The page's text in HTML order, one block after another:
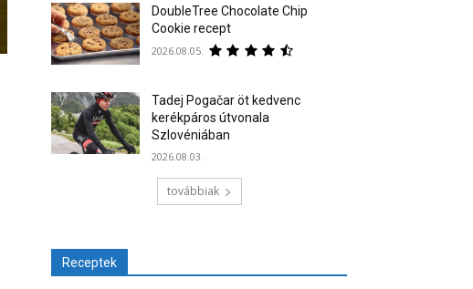
DoubleTree Chocolate Chip
Cookie recept
2026.08.05.
Tadej Pogačar öt kedvenc
kerékpáros útvonala
Szlovéniában
2026.08.03.
továbbiak
Receptek